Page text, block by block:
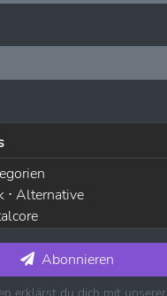
⋅ Alternative
⋅ IndieAbonnieren